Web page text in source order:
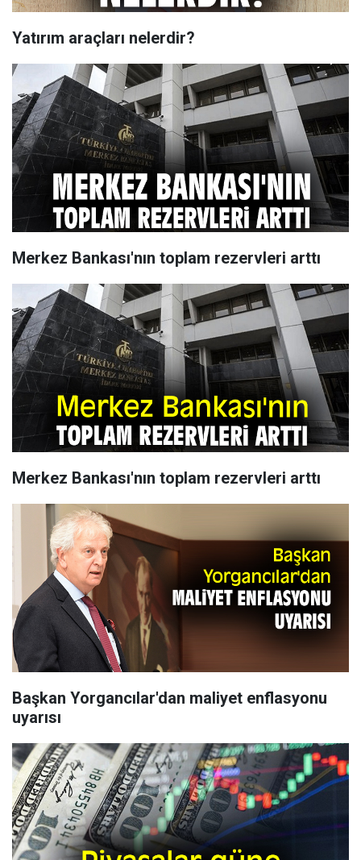
Yatırım araçları nelerdir?
Merkez Bankası'nın toplam rezervleri arttı
Merkez Bankası'nın toplam rezervleri arttı
Başkan Yorgancılar'dan maliyet enflasyonu
uyarısı